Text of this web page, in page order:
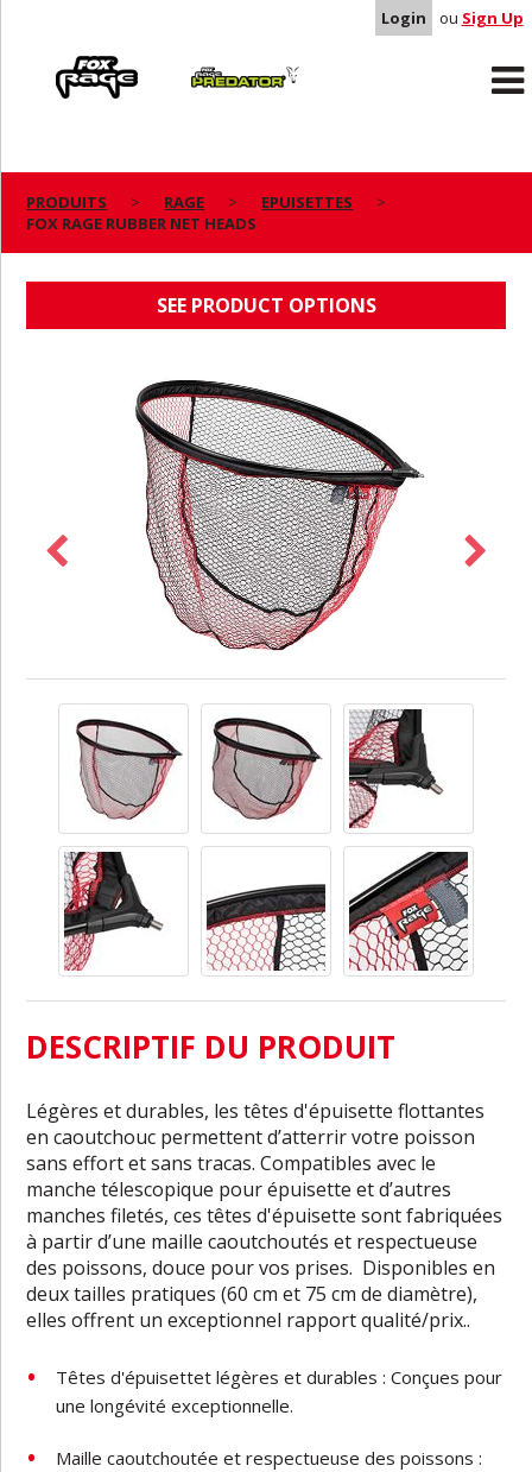
Login ou Sign Up
Predator
PRODUITS RAGE
EPUISETTES
FOX RAGE RUBBER NET HEADS
SEE PRODUCT OPTIONS
DESCRIPTIF DU PRODUIT
Légères et durables, les têtes d'épuisette flottantes
en caoutchouc permettent d’atterrir votre poisson
sans effort et sans tracas. Compatibles avec le
manche télescopique pour épuisette et d’autres
manches filetés, ces têtes d'épuisette sont fabriquées
à partir d’une maille caoutchoutés et respectueuse
des poissons, douce pour vos prises. Disponibles en
deux tailles pratiques (60 cm et 75 cm de diamètre),
elles offrent un exceptionnel rapport qualité/prix..
Têtes d'épuisettet légères et durables : Conçues pour
une longévité exceptionnelle.
Maille caoutchoutée et respectueuse des poissons :